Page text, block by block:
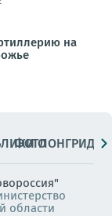
на
ФОТОЛОНГРИДЫ
области